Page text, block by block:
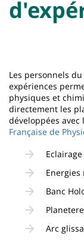
content
de
Contenu
de
la
page
Les personnels
expériences
physiques et
directement les
développées avec
Française de
Banc
Arc